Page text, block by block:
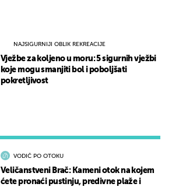
VODIČ PO OTOKU
Veličanstveni Brač: Kameni otok na kojem
ćete pronaći pustinju, predivne plaže i
NAJSIGURNIJI OBLIK REKREACIJE
Vježbe za koljeno u moru: 5 sigurnih vježbi
koje mogu smanjiti bol i poboljšati
pokretljivost